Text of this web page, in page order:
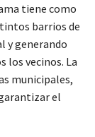
tiene como
barrios de
y generando
los vecinos. La
municipales,
el